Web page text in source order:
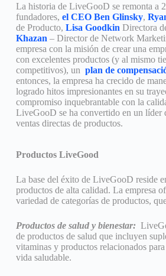
La historia de LiveGooD se remonta a
fundadores, el CEO Ben Glinsky,
de Producto, Lisa Goodkin Directora
Khazan – Director de Network
empresa con la misión de crear una
con excelentes productos (y al mismo
competitivos), un plan de
entonces, la empresa ha crecido de
logrado hitos impresionantes en su
compromiso inquebrantable con la
LiveGooD se ha convertido en un líder
ventas directas de productos.
Productos LiveGood
La base del éxito de LiveGooD reside
productos de alta calidad. La empresa
variedad de categorías de productos,
Productos de salud y bienestar:
de productos de salud que incluyen
vitaminas y productos relacionados
vida saludable.